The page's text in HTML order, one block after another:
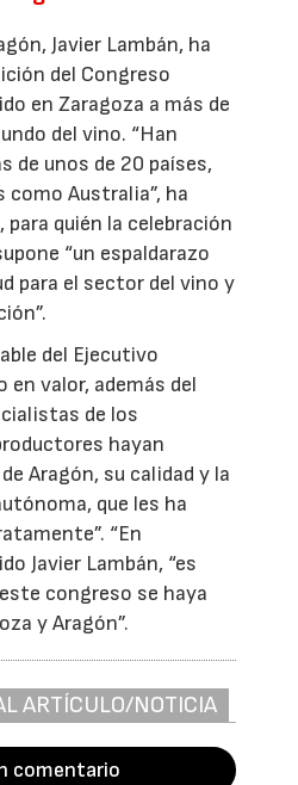
Javier Lambán, ha
del Congreso
en Zaragoza a más de
del vino. “Han
de unos de 20 países,
Australia”, ha
quién la celebración
“un espaldarazo
para el sector del vino y
del Ejecutivo
en valor, además del
de los
hayan
Aragón, su calidad y la
que les ha
“En
Javier Lambán, “es
congreso se haya
y Aragón”.
ARTÍCULO/NOTICIA
comentario